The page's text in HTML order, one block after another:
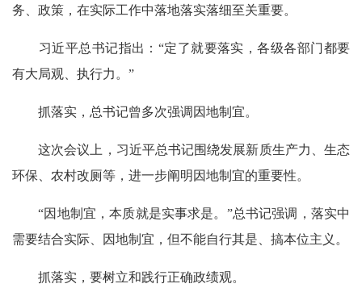
务、政策，在实际工作中落地落实落细至关重要。
习近平总书记指出：“定了就要落实，各级各部门都要
有大局观、执行力。”
抓落实，总书记曾多次强调因地制宜。
这次会议上，习近平总书记围绕发展新质生产力、生态
环保、农村改厕等，进一步阐明因地制宜的重要性。
“因地制宜，本质就是实事求是。”总书记强调，落实中
需要结合实际、因地制宜，但不能自行其是、搞本位主义。
抓落实，要树立和践行正确政绩观。